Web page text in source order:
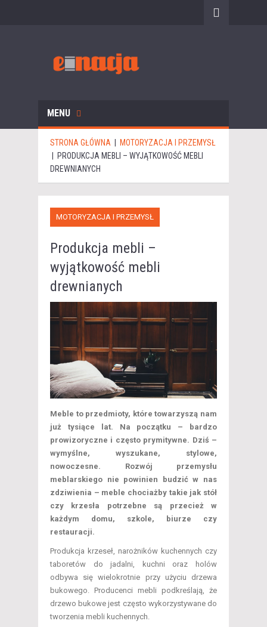
MENU
STRONA GŁÓWNA
MOTORYZACJA I PRZEMYSŁ
PRODUKCJA MEBLI – WYJĄTKOWOŚĆ MEBLI
DREWNIANYCH
MOTORYZACJA I PRZEMYSŁ
Produkcja mebli –
wyjątkowość mebli
drewnianych
Meble to przedmioty, które towarzyszą nam
już tysiące lat. Na początku – bardzo
prowizoryczne i często prymitywne. Dziś –
wymyślne, wyszukane, stylowe,
nowoczesne. Rozwój przemysłu
meblarskiego nie powinien budzić w nas
zdziwienia – meble chociażby takie jak stół
czy krzesła potrzebne są przecież w
każdym domu, szkole, biurze czy
restauracji.
Produkcja krzeseł, narożników kuchennych czy
taboretów do jadalni, kuchni oraz holów
odbywa się wielokrotnie przy użyciu drzewa
bukowego. Producenci mebli podkreślają, że
drzewo bukowe jest często wykorzystywane do
tworzenia mebli kuchennych.